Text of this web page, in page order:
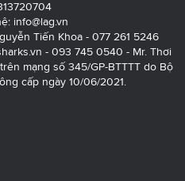
info@lag.vn
Tiến Khoa - 077 261 5246
- 093 745 0540 - Mr. Thơi
mạng số 345/GP-BTTTT do Bộ
cấp ngày 10/06/2021.